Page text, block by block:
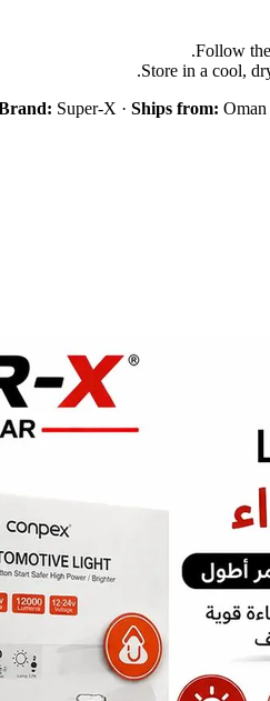
Follow
Store in a cool,
Super-X · Ships from: Oman